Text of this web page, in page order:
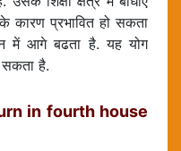
कारण प्रभावित हो सकता
में आगे बढता है. यह योग
सकता है.
in fourth house